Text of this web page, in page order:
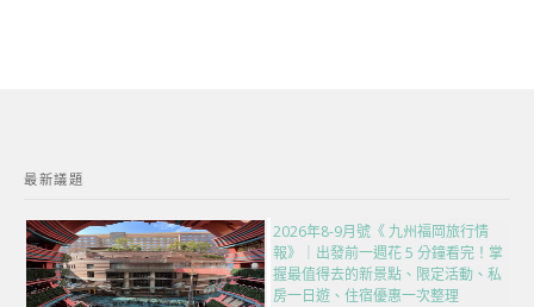
最新議題
2026年8-9月號《 九州福岡旅行情
報》｜出發前一週花 5 分鐘看完！掌
握最值得去的新景點、限定活動、私
房一日遊、住宿優惠一次整理